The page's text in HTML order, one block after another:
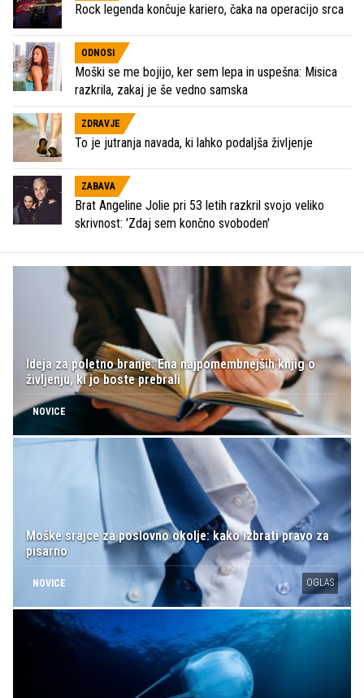
Rock legenda končuje kariero, čaka na operacijo srca
ODNOSI
Moški se me bojijo, ker sem lepa in uspešna: Misica
razkrila, zakaj je še vedno samska
ZDRAVJE
To je jutranja navada, ki lahko podaljša življenje
ZABAVA
Brat Angeline Jolie pri 53 letih razkril svojo veliko
skrivnost: 'Zdaj sem končno svoboden'
Ideja za poletno branje: Ena najpomembnejših knjig o
življenju, ki jo boste prebrali
NOVICE
Moške srajce za poslovno okolje: kako izbrati pravo za
pisarno
NOVICE OGLAS